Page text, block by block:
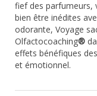
fief des parfumeurs,
bien être inédites
odorante, Voyage
Olfactocoaching®
effets bénéfiques
et émotionnel.